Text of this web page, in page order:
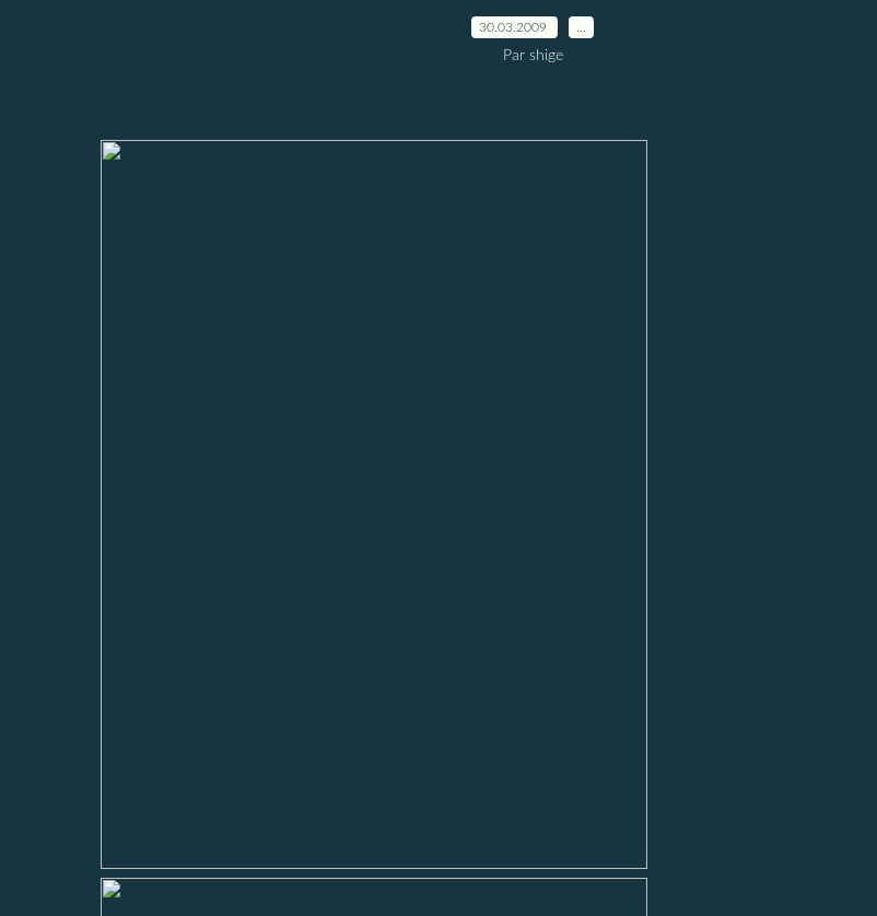
30.03.2009
Par shige